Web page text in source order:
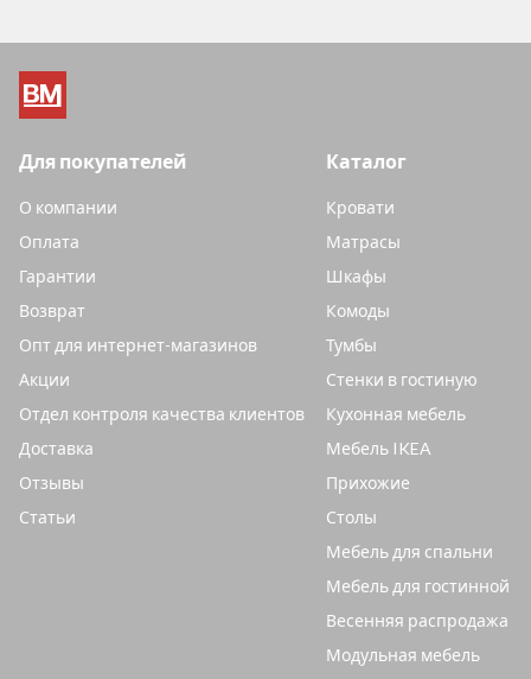
Каталог
Кровати
Матрасы
Шкафы
Комоды
Тумбы
Стенки в гостиную
Кухонная мебель
Мебель IKEA
Прихожие
Столы
Мебель для спальни
Мебель для гостинной
Весенняя распродажа
Модульная мебель
Для покупателей
О компании
Оплата
Гарантии
Возврат
Опт для интернет-магазинов
Акции
Отдел контроля качества клиентов
Доставка
Отзывы
Статьи